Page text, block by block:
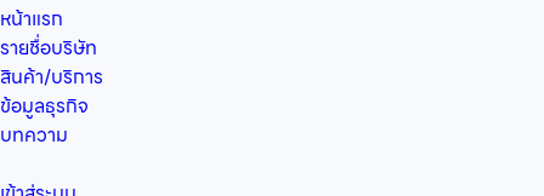
หน้าแรก
รายชื่อบริษัท
สินค้า/บริการ
ข้อมูลธุรกิจ
บทความ